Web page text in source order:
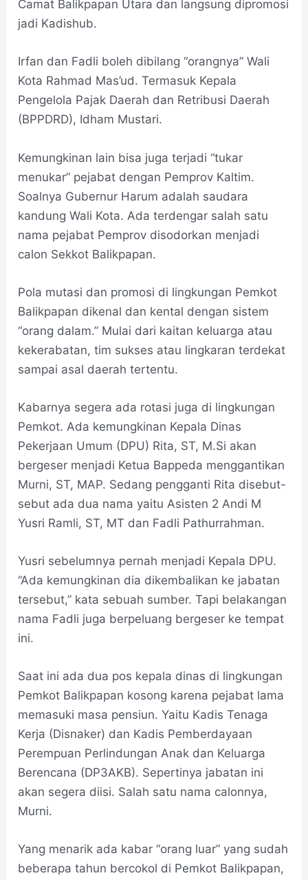
Camat Balikpapan Utara dan langsung dipromosi
jadi Kadishub.
Irfan dan Fadli boleh dibilang “orangnya” Wali
Kota Rahmad Mas’ud. Termasuk Kepala
Pengelola Pajak Daerah dan Retribusi Daerah
(BPPDRD), Idham Mustari.
Kemungkinan lain bisa juga terjadi “tukar
menukar” pejabat dengan Pemprov Kaltim.
Soalnya Gubernur Harum adalah saudara
kandung Wali Kota. Ada terdengar salah satu
nama pejabat Pemprov disodorkan menjadi
calon Sekkot Balikpapan.
Pola mutasi dan promosi di lingkungan Pemkot
Balikpapan dikenal dan kental dengan sistem
“orang dalam.” Mulai dari kaitan keluarga atau
kekerabatan, tim sukses atau lingkaran terdekat
sampai asal daerah tertentu.
Kabarnya segera ada rotasi juga di lingkungan
Pemkot. Ada kemungkinan Kepala Dinas
Pekerjaan Umum (DPU) Rita, ST, M.Si akan
bergeser menjadi Ketua Bappeda menggantikan
Murni, ST, MAP. Sedang pengganti Rita disebut-
sebut ada dua nama yaitu Asisten 2 Andi M
Yusri Ramli, ST, MT dan Fadli Pathurrahman.
Yusri sebelumnya pernah menjadi Kepala DPU.
“Ada kemungkinan dia dikembalikan ke jabatan
tersebut,” kata sebuah sumber. Tapi belakangan
nama Fadli juga berpeluang bergeser ke tempat
ini.
Saat ini ada dua pos kepala dinas di lingkungan
Pemkot Balikpapan kosong karena pejabat lama
memasuki masa pensiun. Yaitu Kadis Tenaga
Kerja (Disnaker) dan Kadis Pemberdayaan
Perempuan Perlindungan Anak dan Keluarga
Berencana (DP3AKB). Sepertinya jabatan ini
akan segera diisi. Salah satu nama calonnya,
Murni.
Yang menarik ada kabar “orang luar” yang sudah
beberapa tahun bercokol di Pemkot Balikpapan,